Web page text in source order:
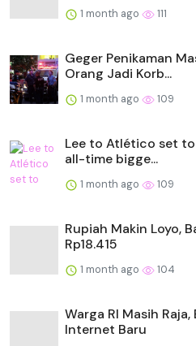
1 month ago 111
Geger Penikaman
Orang Jadi Korb...
1 month ago 109
Lee to Atlético set
all-time bigge...
1 month ago 109
Rupiah Makin Loyo,
Rp18.415
1 month ago 104
Warga RI Masih
Internet Baru